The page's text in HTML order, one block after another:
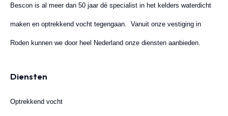
Bescon is al meer dan 50 jaar dé specialist in het kelders waterdicht
maken en optrekkend vocht tegengaan. Vanuit onze vestiging in
Roden kunnen we door heel Nederland onze diensten aanbieden.
Diensten
Optrekkend vocht